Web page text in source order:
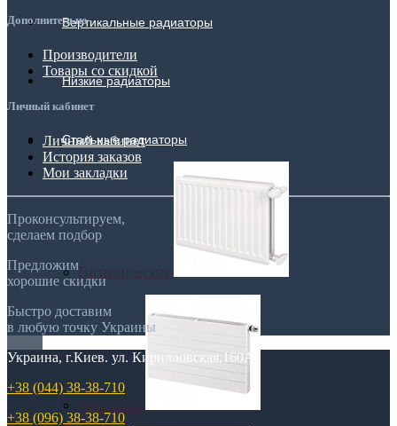
Вертикальные радиаторы
Низкие радиаторы
Стальные радиаторы
Гигиенические
Дополнительно
Производители
Товары со скидкой
Личный кабинет
Личный кабинет
История заказов
Мои закладки
Проконсультируем,
сделаем подбор
Предложим
хорошие скидки
Быстро доставим
в любую точку Украины
Украина, г.Киев. ул. Кирилловская,160А
+38 (044) 38-38-710
+38 (096) 38-38-710